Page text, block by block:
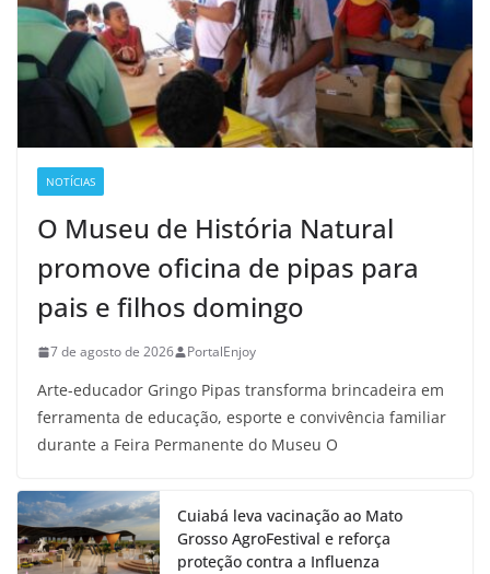
NOTÍCIAS
O Museu de História Natural
promove oficina de pipas para
pais e filhos domingo
7 de agosto de 2026 PortalEnjoy
Arte-educador Gringo Pipas transforma brincadeira em
ferramenta de educação, esporte e convivência familiar
durante a Feira Permanente do Museu O
Cuiabá leva vacinação ao Mato
Grosso AgroFestival e reforça
proteção contra a Influenza